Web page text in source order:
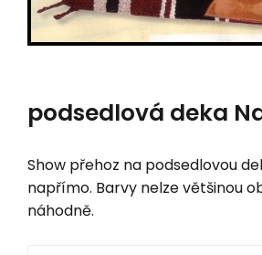
podsedlová deka
Show přehoz na podsedlovou
napřímo. Barvy nelze většinou
náhodně.